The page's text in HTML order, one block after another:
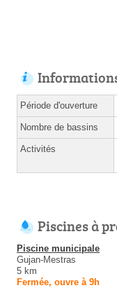
Période d'ouverture
Nombre de bassins
Activités
Piscines à
Piscine municipale
Gujan-Mestras
5 km
Fermée, ouvre à 9h